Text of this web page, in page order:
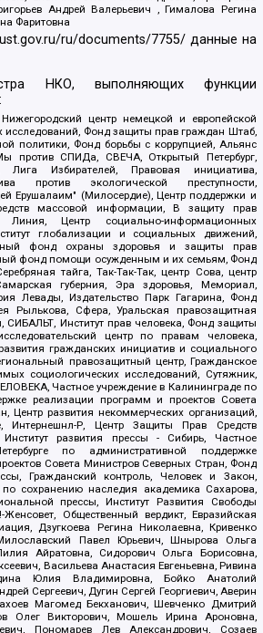
Андрей Валерьевич , Гималова Регина
Фаритовна
ru/documents/7755/ данные на
НКО, выполняющих функции
центр немецкой и европейской
исследований, Фонд защиты прав граждан Штаб,
политики, Фонд борьбы с коррупцией, Альянс
против СПИДа, СВЕЧА, Открытый Петербург,
Лига Избирателей, Правовая инициатива,
против экологической преступности,
Ерушалаим" (Милосердие), Центр поддержки и
массовой информации, В защиту прав
Линия, Центр социально-информационных
глобализации и социальных движений,
фонд охраны здоровья и защиты прав
фонд помощи осужденным и их семьям, Фонд
тайга, Так-Так-Так, центр Сова, центр
губерния, Эра здоровья, Мемориал,
Левады, Издательство Парк Гагарина, Фонд
Рылькова, Сфера, Уральская правозащитная
СИБАЛЬТ, Институт прав человека, Фонд защиты
центр по правам человека,
гражданских инициатив и социального
правозащитный центр, Гражданское
социологических исследований, Сутяжник,
Частное учреждение в Калининграде по
реализации программ и проектов Совета
Центр развития некоммерческих организаций,
Интернешнл-Р, Центр Защиты Прав Средств
развития прессы - Сибирь, Частное
по административной поддержке
Совета Министров Северных Стран, Фонд
Гражданский контроль, Человек и Закон,
сохранению наследия академика Сахарова,
прессы, Институт Развития Свободы
Общественный вердикт, Евразийская
Дзугкоева Регина Николаевна, Кривенко
Павел Юрьевич, Шнырова Ольга
Айратовна, Сидорович Ольга Борисовна,
Васильева Анастасия Евгеньевна, Ривина
Юлия Владимировна, Бойко Анатолий
Сергеевич, Дугин Сергей Георгиевич, Аверин
Магомед Бекханович, Шевченко Дмитрий
Олег Викторович, Мошель Ирина Ароновна,
Пономарев Лев Александрович, Созаев